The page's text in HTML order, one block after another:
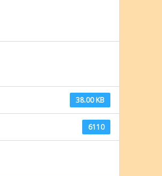
38.00 KB
6110